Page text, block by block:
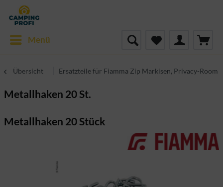
Menü
Übersicht Ersatzteile für Fiamma Zip Markisen, Privacy-Room
Metallhaken 20 St.
Metallhaken 20 Stück